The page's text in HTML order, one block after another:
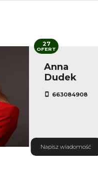
Anna
Dudek
663084908
Napisz wiadomość
27
OFERT